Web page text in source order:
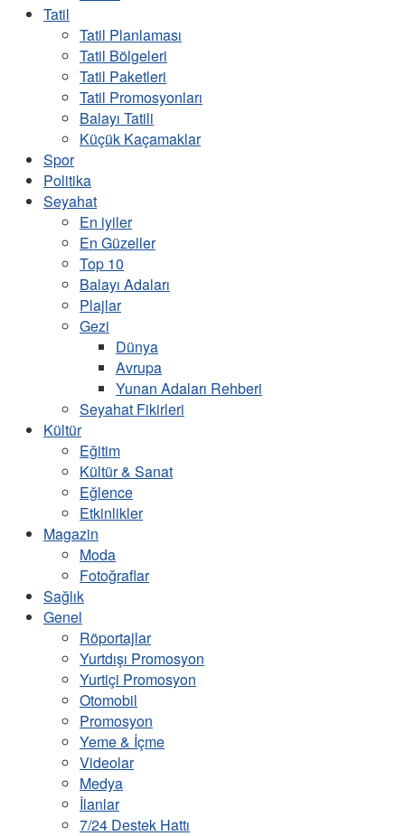
Tatil
Tatil Planlaması
Tatil Bölgeleri
Tatil Paketleri
Tatil Promosyonları
Balayı Tatili
Küçük Kaçamaklar
Spor
Politika
Seyahat
En iyiler
En Güzeller
Top 10
Balayı Adaları
Plajlar
Gezi
Dünya
Avrupa
Yunan Adaları Rehberi
Seyahat Fikirleri
Kültür
Eğitim
Kültür & Sanat
Eğlence
Etkinlikler
Magazin
Moda
Fotoğraflar
Sağlık
Genel
Röportajlar
Yurtdışı Promosyon
Yurtiçi Promosyon
Otomobil
Promosyon
Yeme & İçme
Videolar
Medya
İlanlar
7/24 Destek Hattı